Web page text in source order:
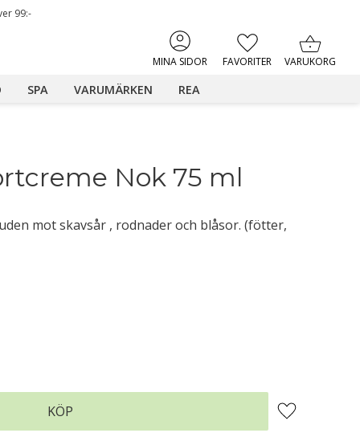
99:-
MINA SIDOR
FAVORITER
KUNDVAGN
SPA VARUMÄRKEN REA
Nok 75 ml
mot skavsår , rodnader och blåsor. (fötter,
KÖP Lägg till i